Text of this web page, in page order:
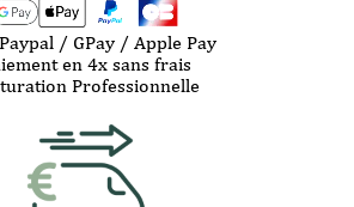
/ GPay / Apple Pay
en 4x sans frais
Professionnelle